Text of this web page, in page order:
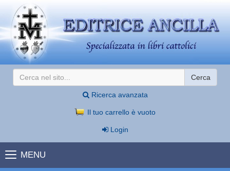
Cerca
Ricerca avanzata
Il tuo carrello è vuoto
Login
MENU